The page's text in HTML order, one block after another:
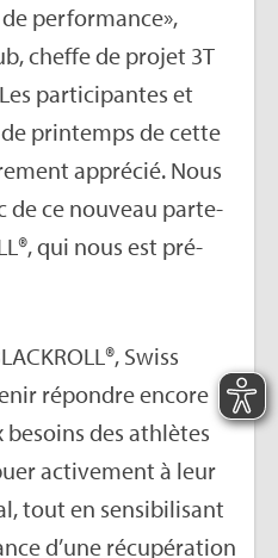
per­for­mance»,
cheffe de pro­jet 3T
par­ti­ci­pantes et
prin­temps de cette
appré­cié. Nous
de ce nou­veau par­te­
qui nous est pré­
Swiss
répondre encore
des ath­lètes
acti­ve­ment à leur
tout en sen­si­bi­li­sant
d’une récu­pé­ra­tion